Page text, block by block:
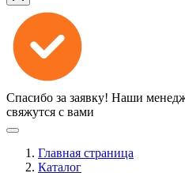
Спасибо за заявку! Наши
свяжутся с вами
Главная страница
Каталог